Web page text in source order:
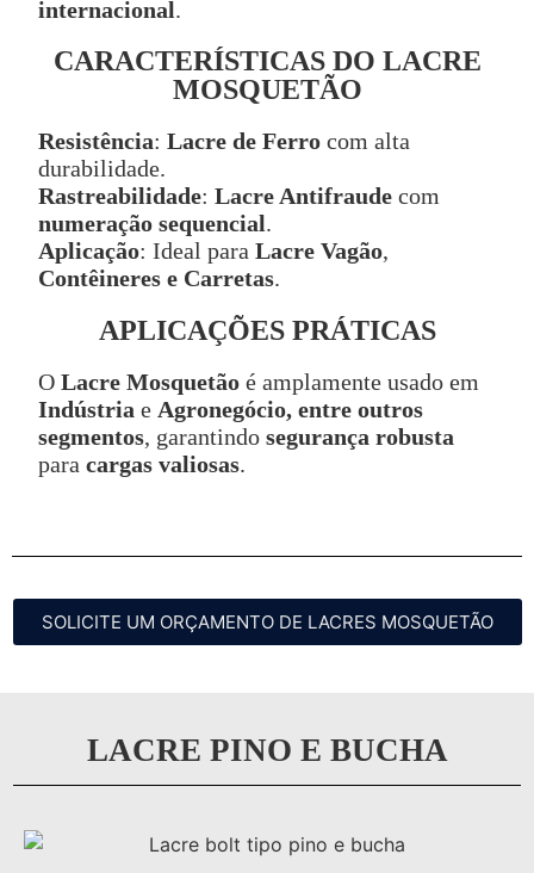
internacional.
CARACTERÍSTICAS DO LACRE
MOSQUETÃO
Resistência: Lacre de Ferro com alta
durabilidade.
Rastreabilidade: Lacre Antifraude com
numeração sequencial.
Aplicação: Ideal para Lacre Vagão,
Contêineres e Carretas.
APLICAÇÕES PRÁTICAS
O Lacre Mosquetão é amplamente usado em
Indústria e Agronegócio, entre outros
segmentos, garantindo segurança robusta
para cargas valiosas.
SOLICITE UM ORÇAMENTO DE LACRES MOSQUETÃO
LACRE PINO E BUCHA